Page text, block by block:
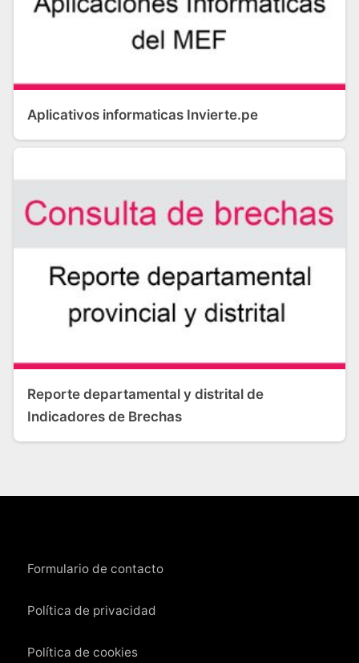
Aplicativos informaticas Invierte.pe
Reporte departamental y distrital de
Indicadores de Brechas
Formulario de contacto
Política de privacidad
Política de cookies